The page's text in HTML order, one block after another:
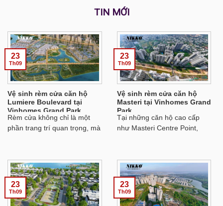
TIN MỚI
Vệ sinh rèm cửa căn hộ
Lumiere Boulevard tại
Vinhomes Grand Park
Rèm cửa không chỉ là một
phần trang trí quan trọng, mà
Lumiere Boulevard tại
Vinhomes Grand Park. Để
duy trì sự tươi mới và vẻ đẹp
cho ngôi nhà, vệ sinh rèm
cửa định kỳ là việc làm cần
23
Th09
Vệ sinh rèm cửa căn hộ
Masteri tại Vinhomes Grand
Park
Tại những căn hộ cao cấp
như Masteri Centre Point,
đóng vai trò quan trọng trong
việc điều tiết ánh sáng và giữ
không gian riêng tư. Tuy
nhiên, rèm cửa dễ dàng bị
bám bụi, trở thành môi
23
Th09
23
Th09
23
Th09